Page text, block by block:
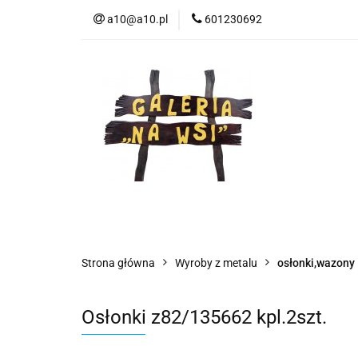
a10@a10.pl 601230692
Strona główna Wyroby z metalu osłonki,wazony
Osłonki z82/135662 kpl.2szt.